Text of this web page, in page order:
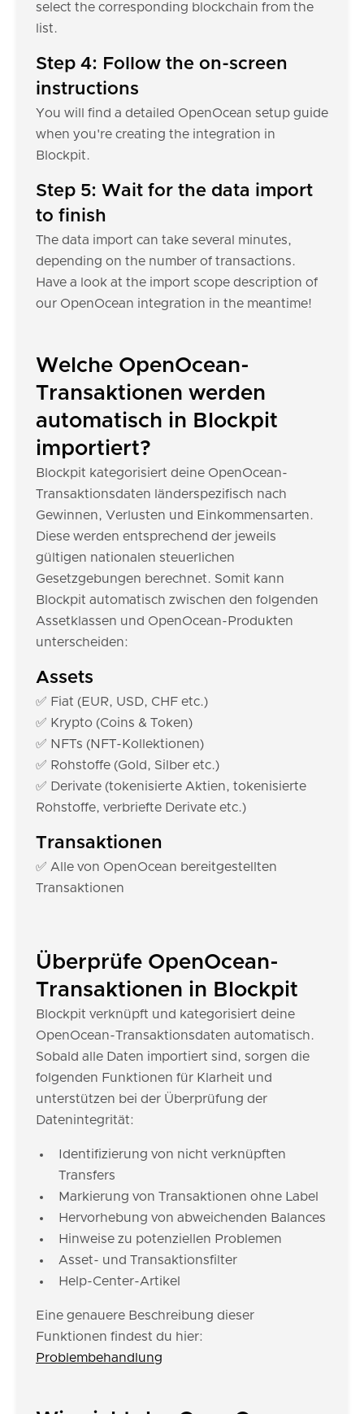
select the corresponding blockchain from the
list.
Step 4: Follow the on-screen
instructions
You will find a detailed OpenOcean setup guide
when you're creating the integration in
Blockpit.
Step 5: Wait for the data import
to finish
The data import can take several minutes,
depending on the number of transactions.
Have a look at the import scope description of
our OpenOcean integration in the meantime!
Welche OpenOcean-
Transaktionen werden
automatisch in Blockpit
importiert?
Blockpit kategorisiert deine OpenOcean-
Transaktionsdaten länderspezifisch nach
Gewinnen, Verlusten und Einkommensarten.
Diese werden entsprechend der jeweils
gültigen nationalen steuerlichen
Gesetzgebungen berechnet. Somit kann
Blockpit automatisch zwischen den folgenden
Assetklassen und OpenOcean-Produkten
unterscheiden:
Assets
✅ Fiat (EUR, USD, CHF etc.)
✅ Krypto (Coins & Token)
✅ NFTs (NFT-Kollektionen)
✅ Rohstoffe (Gold, Silber etc.)
✅ Derivate (tokenisierte Aktien, tokenisierte
Rohstoffe, verbriefte Derivate etc.)
Transaktionen
✅ Alle von OpenOcean bereitgestellten
Transaktionen
Überprüfe OpenOcean-
Transaktionen in Blockpit
Blockpit verknüpft und kategorisiert deine
OpenOcean-Transaktionsdaten automatisch.
Sobald alle Daten importiert sind, sorgen die
folgenden Funktionen für Klarheit und
unterstützen bei der Überprüfung der
Datenintegrität:
Identifizierung von nicht verknüpften
Transfers
Markierung von Transaktionen ohne Label
Hervorhebung von abweichenden Balances
Hinweise zu potenziellen Problemen
Asset- und Transaktionsfilter
Help-Center-Artikel
Eine genauere Beschreibung dieser
Funktionen findest du hier:
Problembehandlung